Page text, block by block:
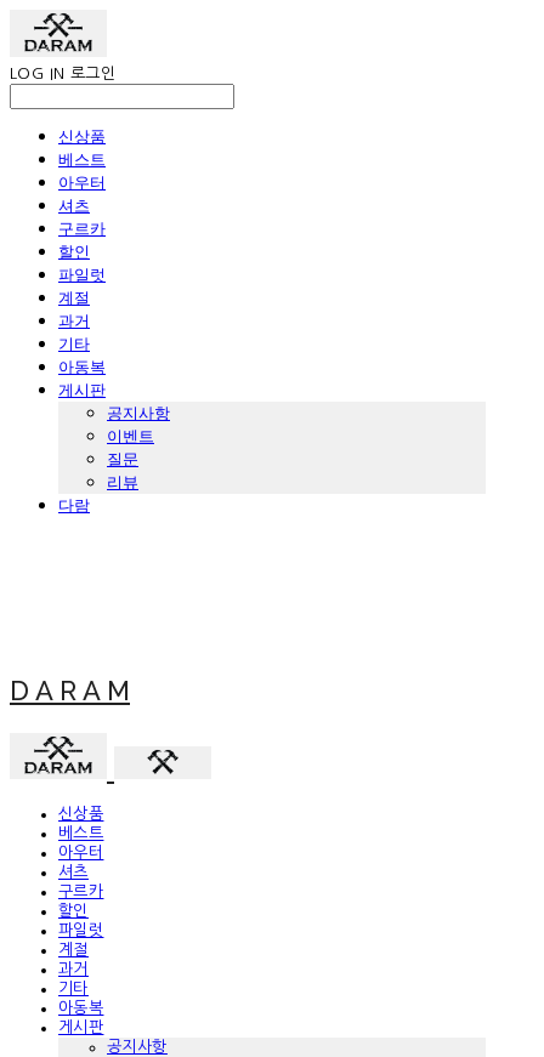
LOG IN 로그인
신상품
베스트
아우터
셔츠
구르카
할인
파일럿
계절
과거
기타
아동복
게시판
공지사항
이벤트
질문
리뷰
다람
D A R A M
신상품
베스트
아우터
셔츠
구르카
할인
파일럿
계절
과거
기타
아동복
게시판
공지사항